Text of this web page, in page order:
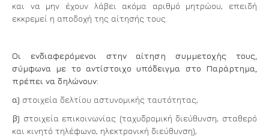
και να μην έχουν λάβει ακόμα αριθμό μητρώου, επειδή
εκκρεμεί η αποδοχή της αίτησής τους.
Οι ενδιαφερόμενοι στην αίτηση συμμετοχής τους,
σύμφωνα με το αντίστοιχο υπόδειγμα στο Παράρτημα,
πρέπει να δηλώνουν:
α) στοιχεία δελτίου αστυνομικής ταυτότητας,
β) στοιχεία επικοινωνίας (ταχυδρομική διεύθυνση, σταθερό
και κινητό τηλέφωνο, ηλεκτρονική διεύθυνση),